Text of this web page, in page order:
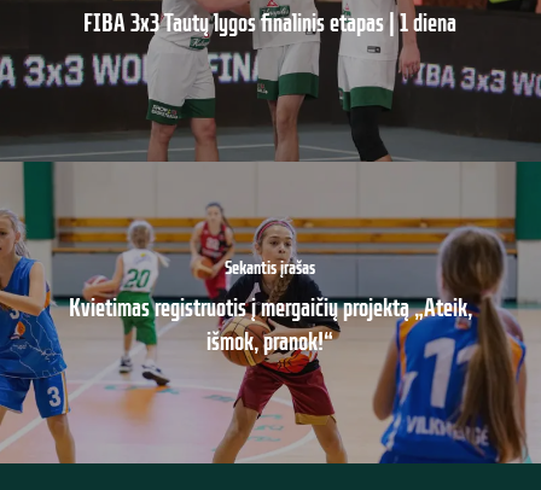
FIBA 3x3 Tautų lygos finalinis etapas | 1 diena
Sekantis įrašas
Kvietimas registruotis į mergaičių projektą „Ateik,
išmok, pranok!“